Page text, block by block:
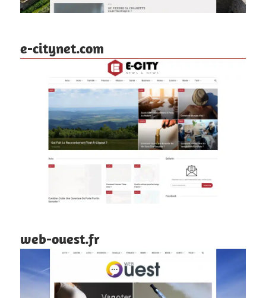
e-citynet.com
web-ouest.fr